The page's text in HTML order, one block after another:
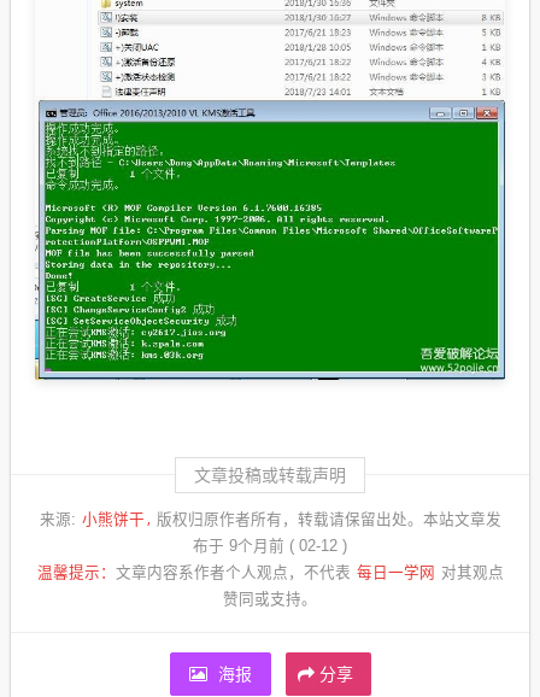
文章投稿或转载声明
来源: 小熊饼干
版权归原作者所有，转载请保留出处。本站文章发
布于 9个月前 ( 02-12 )
温馨提示： 文章内容系作者个人观点，不代表 每日一学网 对其观点
赞同或支持。
海报 分享